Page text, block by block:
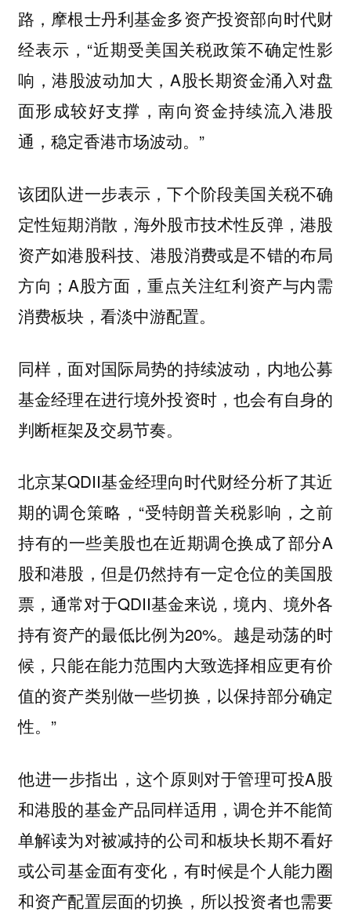
路，摩根士丹利基金多资产投资部向时代财
经表示，“近期受美国关税政策不确定性影
响，港股波动加大，A股长期资金涌入对盘
面形成较好支撑，南向资金持续流入港股
通，稳定香港市场波动。”
该团队进一步表示，下个阶段美国关税不确
定性短期消散，海外股市技术性反弹，港股
资产如港股科技、港股消费或是不错的布局
方向；A股方面，重点关注红利资产与内需
消费板块，看淡中游配置。
同样，面对国际局势的持续波动，内地公募
基金经理在进行境外投资时，也会有自身的
判断框架及交易节奏。
北京某QDII基金经理向时代财经分析了其近
期的调仓策略，“受特朗普关税影响，之前
持有的一些美股也在近期调仓换成了部分A
股和港股，但是仍然持有一定仓位的美国股
票，通常对于QDII基金来说，境内、境外各
持有资产的最低比例为20%。越是动荡的时
候，只能在能力范围内大致选择相应更有价
值的资产类别做一些切换，以保持部分确定
性。”
他进一步指出，这个原则对于管理可投A股
和港股的基金产品同样适用，调仓并不能简
单解读为对被减持的公司和板块长期不看好
或公司基金面有变化，有时候是个人能力圈
和资产配置层面的切换，所以投资者也需要